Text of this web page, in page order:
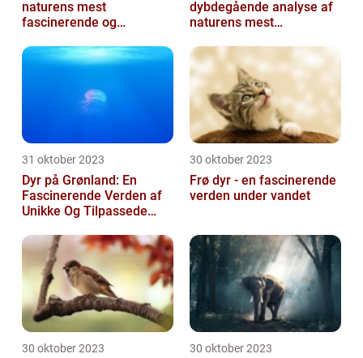
naturens mest
fascinerende og
dybdegående analyse af
naturens mest
31 oktober 2023
Dyr på Grønland: En
Fascinerende Verden af
Unikke Og Tilpassede
30 oktober 2023
Frø dyr - en fascinerende
verden under vandet
30 oktober 2023 30 oktober 2023